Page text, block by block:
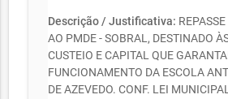
Descrição / Justificativa:
AO PMDE - SOBRAL, DESTINADO
CUSTEIO E CAPITAL QUE
FUNCIONAMENTO DA ESCOLA
DE AZEVEDO. CONF. LEI